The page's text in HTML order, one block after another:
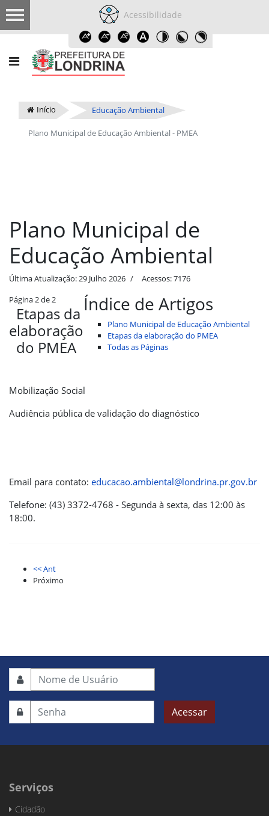
Acessibilidade
Início Educação Ambiental
Plano Municipal de Educação Ambiental - PMEA
Plano Municipal de
Educação Ambiental
Última Atualização: 29 Julho 2026 Acessos: 7176
Índice de Artigos
Plano Municipal de Educação Ambiental
Etapas da elaboração do PMEA
Todas as Páginas
Página 2 de 2
Etapas da
elaboração
do PMEA
Mobilização Social
Audiência pública de validação do diagnóstico
Email para contato: educacao.ambiental@londrina.pr.gov.br
Telefone: (43) 3372-4768 - Segunda à sexta, das 12:00 às
18:00.
<< Ant
Próximo
Acessar
Serviços
Cidadão